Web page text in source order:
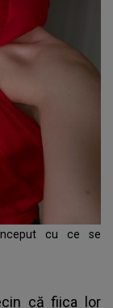
cu ce se
că fiica lor